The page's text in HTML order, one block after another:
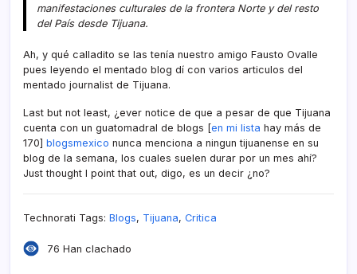
manifestaciones culturales de la frontera Norte y del resto
del Paí­s desde Tijuana.
Ah, y qué calladito se las tení­a nuestro amigo Fausto Ovalle
pues leyendo el mentado blog dí­ con varios articulos del
mentado journalist de Tijuana.
Last but not least, ¿ever notice de que a pesar de que Tijuana
cuenta con un guatomadral de blogs [en mi lista hay más de
170] blogsmexico nunca menciona a ningun tijuanense en su
blog de la semana, los cuales suelen durar por un mes ahí­?
Just thought I point that out, digo, es un decir ¿no?
Technorati Tags: Blogs, Tijuana, Critica
76 Han clachado